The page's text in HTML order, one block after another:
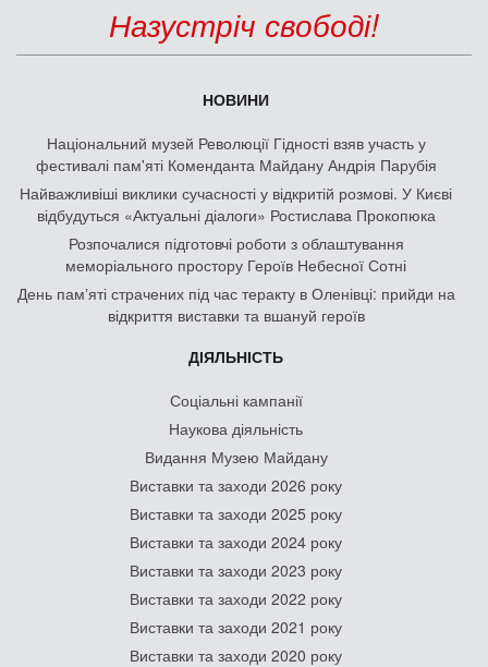
Назустріч свободі!
НОВИНИ
Національний музей Революції Гідності взяв участь у
фестивалі пам'яті Коменданта Майдану Андрія Парубія
Найважливіші виклики сучасності у відкритій розмові. У Києві
відбудуться «Актуальні діалоги» Ростислава Прокопюка
Розпочалися підготовчі роботи з облаштування
меморіального простору Героїв Небесної Сотні
День памʼяті страчених під час теракту в Оленівці: прийди на
відкриття виставки та вшануй героїв
ДІЯЛЬНІСТЬ
Соціальні кампанії
Наукова діяльність
Видання Музею Майдану
Виставки та заходи 2026 року
Виставки та заходи 2025 року
Виставки та заходи 2024 року
Виставки та заходи 2023 року
Виставки та заходи 2022 року
Виставки та заходи 2021 року
Виставки та заходи 2020 року